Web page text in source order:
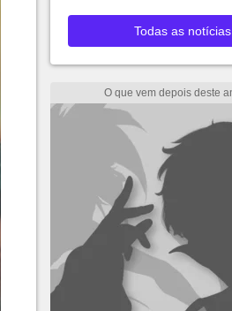
Todas as notícias